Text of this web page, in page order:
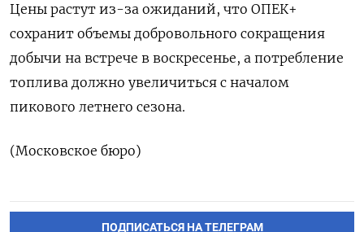
Цены растут из-за ожиданий, что ОПЕК+
сохранит объемы добровольного сокращения
добычи на встрече в воскресенье, а потребление
топлива должно увеличиться с началом
пикового летнего сезона.
(Московское бюро)
ПОДПИСАТЬСЯ НА ТЕЛЕГРАМ